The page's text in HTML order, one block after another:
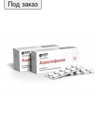
Под заказ